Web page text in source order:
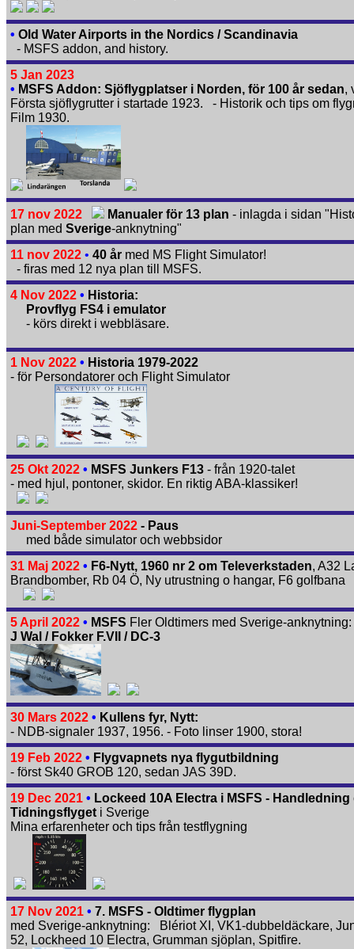
• Old Water Airports in the Nordics / Scandinavia
- MSFS addon, and history.
5 Jan 2023
• MSFS Addon: Sjöflygplatser i Norden, för 100 år sedan,
Första sjöflygrutter i startade 1923. - Historik och tips om
Film 1930.
17 nov 2022 Manualer för 13 plan - inlagda i sidan
plan med Sverige-anknytning"
11 nov 2022 • 40 år med MS Flight Simulator!
- firas med 12 nya plan till MSFS.
4 Nov 2022 • Historia:
Provflyg FS4 i emulator
- körs direkt i webbläsare.
1 Nov 2022 • Historia 1979-2022
- för Persondatorer och Flight Simulator
25 Okt 2022 • MSFS Junkers F13 - från 1920-talet
- med hjul, pontoner, skidor. En riktig ABA-klassiker!
Juni-September 2022 - Paus
med både simulator och webbsidor
31 Maj 2022 • F6-Nytt, 1960 nr 2 om Televerkstaden, A32
Brand­bomber, Rb 04 Ö, Ny utrustning o hangar, F6 golfbana
5 April 2022 • MSFS Fler Oldtimers med Sverige-anknytning:
J Wal / Fokker F.VII / DC-3
30 Mars 2022 • Kullens fyr, Nytt:
- NDB-signaler 1937, 1956. - Foto linser 1900, stora!
19 Feb 2022 • Flygvapnets nya flygutbildning
- först Sk40 GROB 120, sedan JAS 39D.
19 Dec 2021 • Lockeed 10A Electra i MSFS - Handledning
Tidningsflyget i Sverige
Mina erfarenheter och tips från testflygning
17 Nov 2021 • 7. MSFS - Oldtimer flygplan
med Sverige-anknytning: Blériot XI, VK1-dubbeldäckare,
52, Lockheed 10 Electra, Grumman sjöplan, Spitfire.